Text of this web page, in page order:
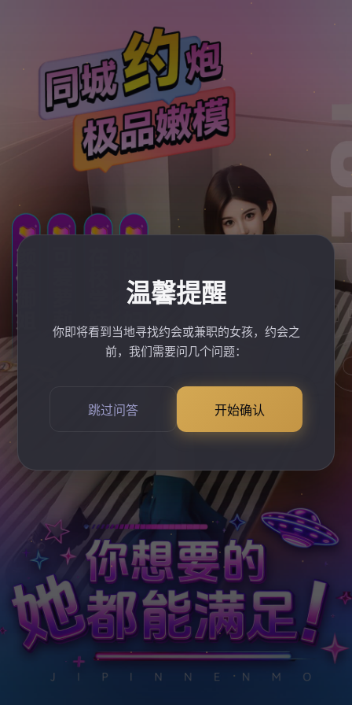
温馨提醒
你即将看到当地寻找约会或兼职的女孩，约会之
前，我们需要问几个问题：
跳过问答 开始确认